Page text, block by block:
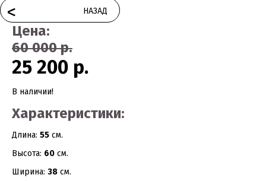
< НАЗАД
Цена:
60 000 р.
25 200 р.
В наличии!
Характеристики:
Длина: 55 см.
Высота: 60 см.
Ширина: 38 см.